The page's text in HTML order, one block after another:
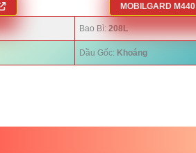
MOBILGARD M440
Bao Bì: 208L
Dầu Gốc: Khoáng